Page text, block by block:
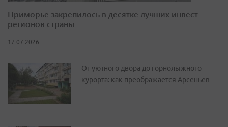
Приморье закрепилось в десятке лучших инвест-
регионов страны
17.07.2026
От уютного двора до горнолыжного
курорта: как преображается Арсеньев